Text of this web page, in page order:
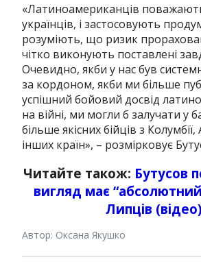
«Латиноамериканців
українців, і застосовують
розуміють, що ризик
чітко виконують поставлені
Очевидно, якби у нас був
за кордоном, якби ми більше
успішний бойовий досвід
на війні, ми могли б залучати у
більше якісних бійців з
інших країн», – розмірковує
Читайте також: Бутусов
вигляд має “абсолютний
Липців (відео)
Автор: Оксана Якушко